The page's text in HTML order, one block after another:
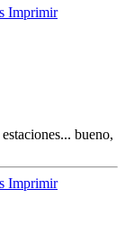
Imprimir
bueno,
Imprimir